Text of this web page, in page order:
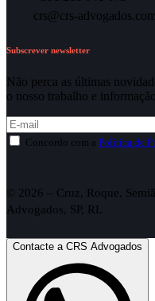
crs@crs-advogados.com
Subscrever newsletter
Não perca as últimas
o nosso trabalho e
Concordo com a Política de
© 2026 – Cruz, Roque,
Advogados, SP, RL
Contacte a CRS Advogados